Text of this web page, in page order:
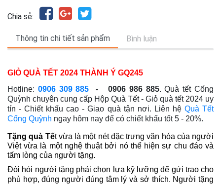
Chia sẻ:
Thông tin chi tiết sản phẩm Bình luận
GIỎ QUÀ TẾT 2024 THÀNH Ý GQ245
Hotline: 0906 309 885 - 0906 986 885. Quà tết Cống
Quỳnh chuyên cung cấp Hộp Quà Tết - Giỏ quà tết 2024 uy
tín - Chiết khấu cao - Giao quà tận nơi. Liên hệ Quà Tết
Cống Quỳnh ngay hôm nay để có chiết khấu tốt 5 - 20%.
Tặng quà Tếtvừa là một nét đặc trưng văn hóa của người
Việtvừa là một nghệ thuật bởi nó thể hiện sự chu đáo và
tấm lòng của người tặng.
Đòi hỏi người tặng phải chọn lựa kỹ lưỡng để gửi trao cho
phù hợp, đúng người đúng tâm lý và sở thích. Người tặng